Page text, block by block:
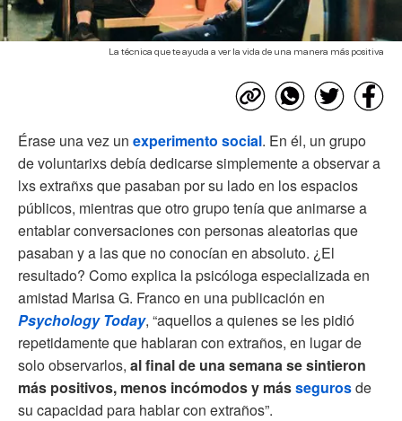
La técnica que te ayuda a ver la vida de una manera más positiva
Érase una vez un experimento social. En él, un grupo
de voluntarixs debía dedicarse simplemente a observar a
lxs extrañxs que pasaban por su lado en los espacios
públicos, mientras que otro grupo tenía que animarse a
entablar conversaciones con personas aleatorias que
pasaban y a las que no conocían en absoluto. ¿El
resultado? Como explica la psicóloga especializada en
amistad Marisa G. Franco en una publicación en
Psychology Today, “aquellos a quienes se les pidió
repetidamente que hablaran con extraños, en lugar de
solo observarlos, al final de una semana se sintieron
más positivos, menos incómodos y mássegurosde
su capacidad para hablar con extraños”.